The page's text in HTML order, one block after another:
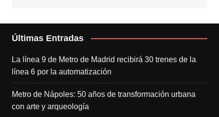
Últimas Entradas
La línea 9 de Metro de Madrid recibirá 30 trenes de la
línea 6 por la automatización
Metro de Nápoles: 50 años de transformación urbana
con arte y arqueología